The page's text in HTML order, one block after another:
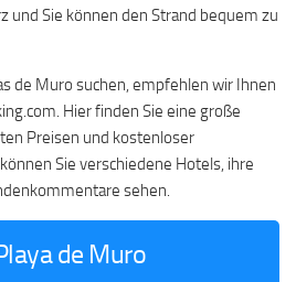
und Sie können den Strand bequem zu
de Muro suchen, empfehlen wir Ihnen
Hier finden Sie eine große
Preisen und kostenloser
Sie verschiedene Hotels, ihre
sehen.
de Muro